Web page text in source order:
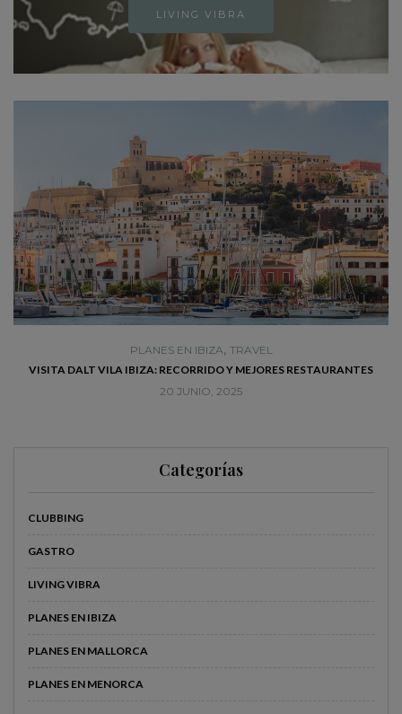
LIVING VIBRA
PLANES EN IBIZA, TRAVEL
VISITA DALT VILA IBIZA: RECORRIDO Y MEJORES RESTAURANTES
20 JUNIO, 2025
Categorías
CLUBBING
GASTRO
LIVING VIBRA
PLANES EN IBIZA
PLANES EN MALLORCA
PLANES EN MENORCA